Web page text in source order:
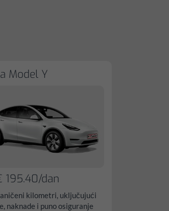
Model Y
195.40/dan
kilometri, uključujući
naknade i puno osiguranje